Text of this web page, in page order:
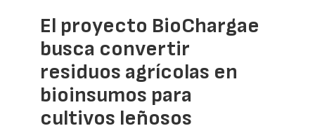
El proyecto BioChargae
busca convertir
residuos agrícolas en
bioinsumos para
cultivos leñosos